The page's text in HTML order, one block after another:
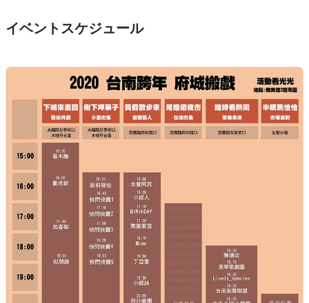
イベントスケジュール